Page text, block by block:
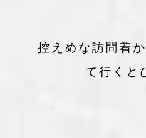
控えめな訪問着
て行くと